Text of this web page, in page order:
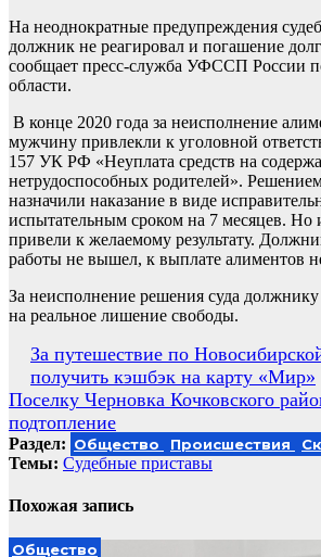
На неоднократные предупреждения
должник не реагировал и погашение
сообщает пресс-служба УФССП России
области.
В конце 2020 года за неисполнение
мужчину привлекли к уголовной
157 УК РФ «Неуплата средств на
нетрудоспособных родителей».
назначили наказание в виде
испытательным сроком на 7 месяцев.
привели к желаемому результату.
работы не вышел, к выплате алиментов
За неисполнение решения суда
на реальное лишение свободы.
Навигация
по
записям
За путешествие по
получить кэшбэк на карту «Мир»
Поселку Черновка Кочковского
подтопление
Раздел: Общество Происшествия
Темы: Судебные приставы
Похожая запись
Общество